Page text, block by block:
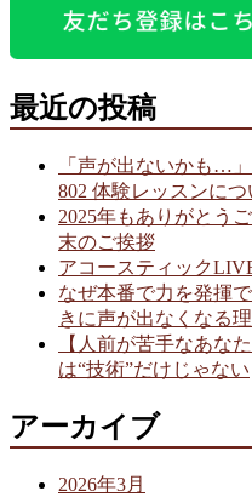
最近の投稿
「声が出ないかも…
802 体験レッスンにつ
2025年もありがとう
末のご挨拶
アコースティック
なぜ本番で力を発揮
きに声が出なくなる
【人前が苦手なあな
は“技術”だけじゃない
アーカイブ
2026年3月